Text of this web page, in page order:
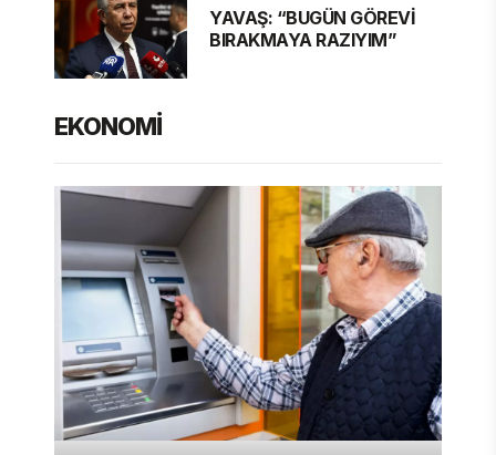
YAVAŞ: “BUGÜN GÖREVİ
BIRAKMAYA RAZIYIM”
EKONOMİ